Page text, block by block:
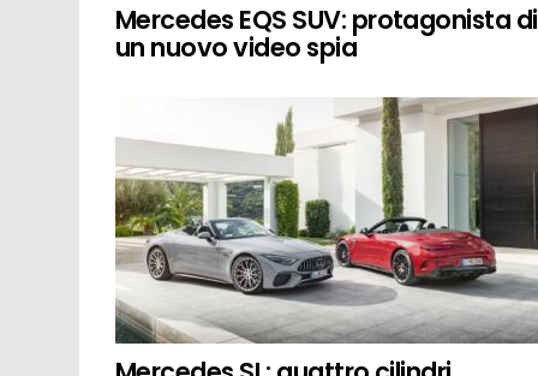
Mercedes EQS SUV: protagonista di
un nuovo video spia